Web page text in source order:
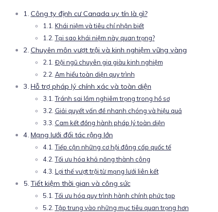
Công ty định cư Canada uy tín là gì?
Khái niệm và tiêu chí nhận biết
Tại sao khái niệm này quan trọng?
Chuyên môn vượt trội và kinh nghiệm vững vàng
Đội ngũ chuyên gia giàu kinh nghiệm
Am hiểu toàn diện quy trình
Hỗ trợ pháp lý chính xác và toàn diện
Tránh sai lầm nghiêm trọng trong hồ sơ
Giải quyết vấn đề nhanh chóng và hiệu quả
Cam kết đồng hành pháp lý toàn diện
Mạng lưới đối tác rộng lớn
Tiếp cận những cơ hội đẳng cấp quốc tế
Tối ưu hóa khả năng thành công
Lợi thế vượt trội từ mạng lưới liên kết
Tiết kiệm thời gian và công sức
Tối ưu hóa quy trình hành chính phức tạp
Tập trung vào những mục tiêu quan trọng hơn